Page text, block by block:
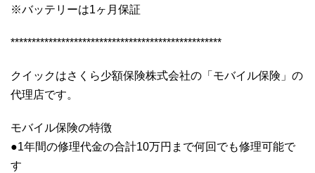
※バッテリーは1ヶ月保証
**************************************************
クイックはさくら少額保険株式会社の「モバイル保険」の
代理店です。
モバイル保険の特徴
●1年間の修理代金の合計10万円まで何回でも修理可能で
す